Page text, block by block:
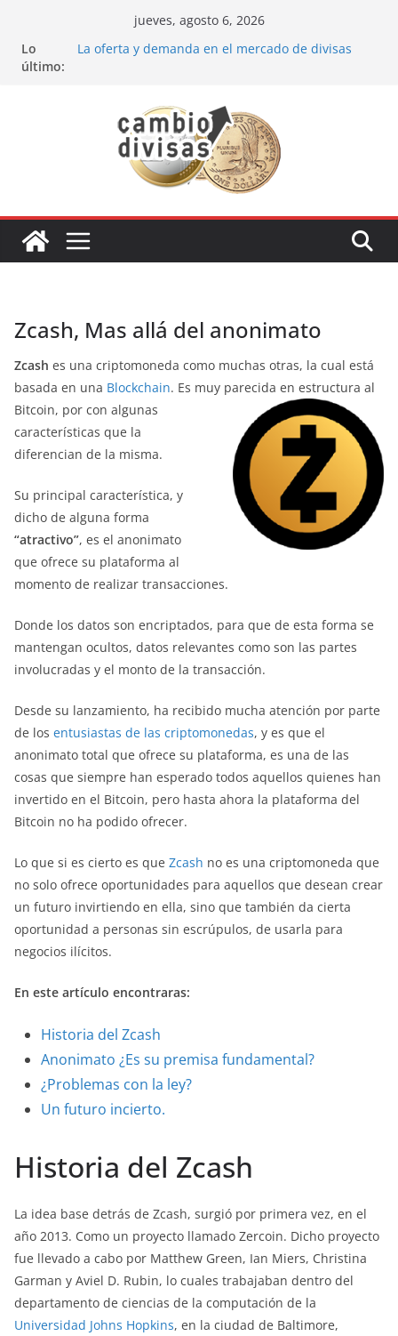
contenido
jueves, agosto 6, 2026
Lo
último:
La oferta y demanda en el mercado de divisas
Oportunidades de inversión en el sector petrolero
en 2024
Los bancos más recomendados para invertir en
Estrategia de los soldados Forex
Zcash, Mas allá del anonimato
Zcash es una criptomoneda como muchas otras, la cual está
basada en una Blockchain. Es muy parecida en estructura al
Bitcoin, por con algunas
características que la
diferencian de la misma.
Su principal característica, y
dicho de alguna forma
“atractivo”, es el anonimato
que ofrece su plataforma al
momento de realizar transacciones.
Donde los datos son encriptados, para que de esta forma se
mantengan ocultos, datos relevantes como son las partes
involucradas y el monto de la transacción.
Desde su lanzamiento, ha recibido mucha atención por parte
de los entusiastas de las criptomonedas, y es que el
anonimato total que ofrece su plataforma, es una de las
cosas que siempre han esperado todos aquellos quienes han
invertido en el Bitcoin, pero hasta ahora la plataforma del
Bitcoin no ha podido ofrecer.
Lo que si es cierto es que Zcash no es una criptomoneda que
no solo ofrece oportunidades para aquellos que desean crear
un futuro invirtiendo en ella, sino que también da cierta
oportunidad a personas sin escrúpulos, de usarla para
negocios ilícitos.
En este artículo encontraras:
Historia del Zcash
Anonimato ¿Es su premisa fundamental?
¿Problemas con la ley?
Un futuro incierto.
Historia del Zcash
La idea base detrás de Zcash, surgió por primera vez, en el
año 2013. Como un proyecto llamado Zercoin. Dicho proyecto
fue llevado a cabo por Matthew Green, Ian Miers, Christina
Garman y Aviel D. Rubin, lo cuales trabajaban dentro del
departamento de ciencias de la computación de la
Universidad Johns Hopkins, en la ciudad de Baltimore,